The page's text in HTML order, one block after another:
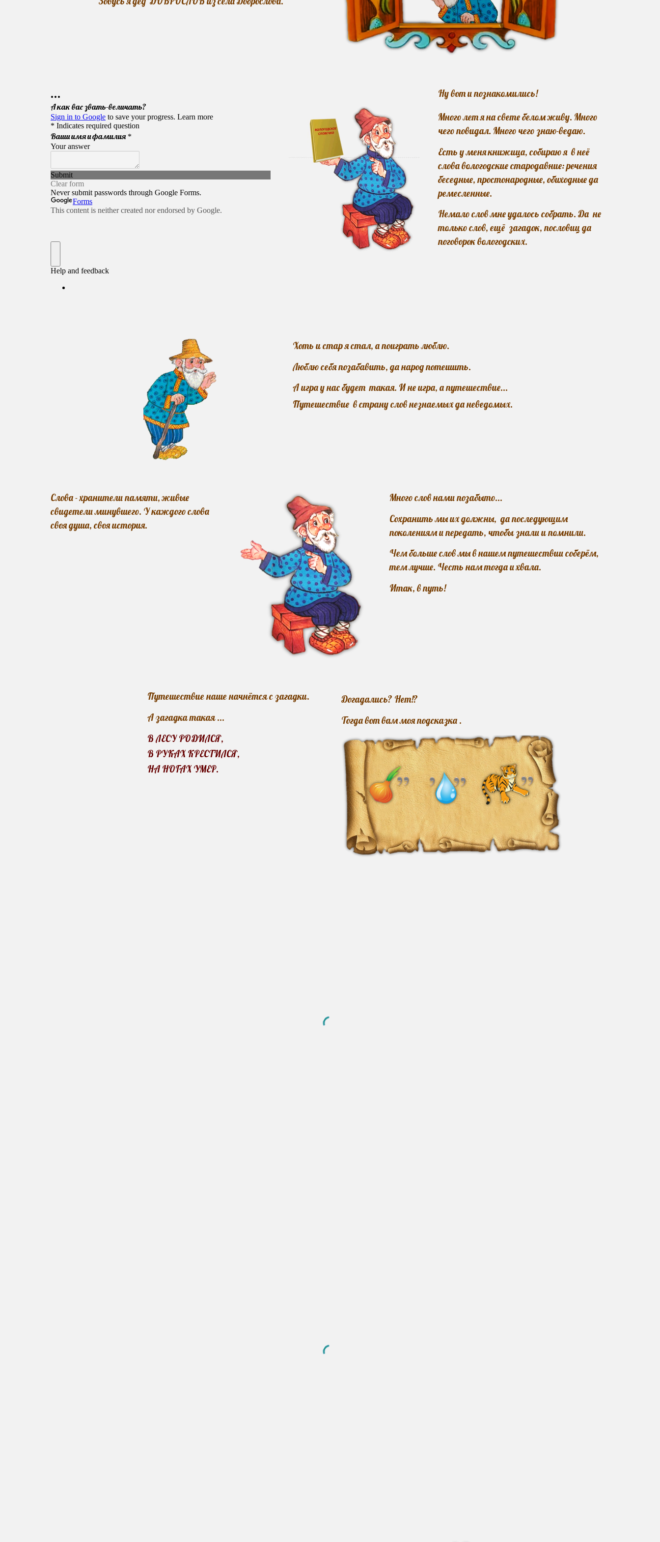
Ну вот и познакомились!
Много лет я на свете белом живу. Много
чего повидал. Много чего знаю-ведаю.
Есть у меня книжица, собираю я в неё
слова вологодские стародавние: речения
беседные, простонародные, обиходные да
ремесленные.
Немало слов мне удалось собрать. Да не
только слов, ещё загадок, пословиц да
поговорок вологодских.
Хотьистар я стал, а поиграть люблю.
Люблю себя позабавить, да народ потешить.
А игра у нас будет такая. И не игра, а путешествие...
Путешествие в страну слов незнаемых да неведомых.
Слова - хранители памяти, живые
свидетели минувшего. У каждого слова
своя душа, своя история.
Много слов нами позабыто...
Сохранить мы их должны, да последующим
поколениям и передать, чтобызналиипомнили.
Чем больше слов мы в нашем путешествии соберём,
тем лучше. Честь нам тогда и хвала.
Итак, в путь!
Путешествие наше начнётся с загадки.
А загадка такая ...
В ЛЕСУ РОДИЛСЯ,
В РУКАХ КРЕСТИЛСЯ,
НА НОГАХ УМЕР.
Догадались? Нет!?
Тогда вот вам моя подсказка .